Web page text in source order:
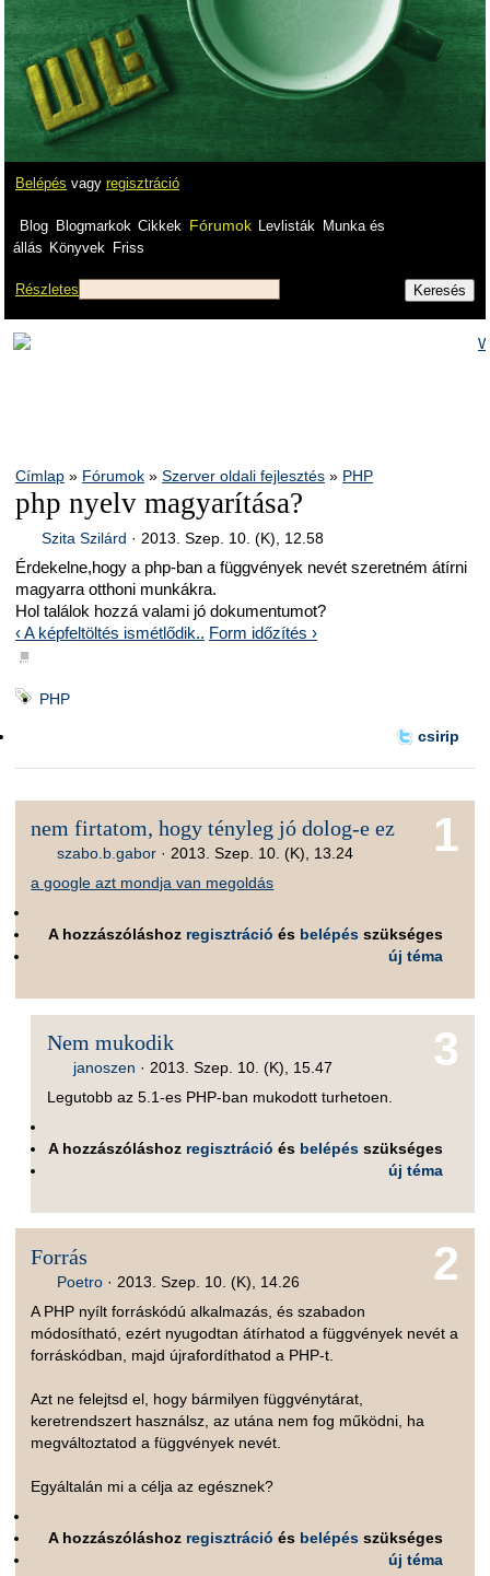
Belépés vagy regisztráció
Blog Blogmarkok Cikkek Fórumok Levlisták
Munka és
állás Könyvek Friss
Részletes
Címlap » Fórumok » Szerver oldali fejlesztés » PHP
php nyelv magyarítása?
Szita Szilárd · 2013. Szep. 10. (K), 12.58
Érdekelne,hogy a php-ban a függvények nevét szeretném átírni
magyarra otthoni munkákra.
Hol találok hozzá valami jó dokumentumot?
‹ A képfeltöltés ismétlődik.. Form időzítés ›
■
PHP
csirip
1
nem firtatom, hogy tényleg jó dolog-e ez
szabo.b.gabor · 2013. Szep. 10. (K), 13.24
a google azt mondja van megoldás
A hozzászóláshoz regisztráció és belépés szükséges
új téma
3
Nem mukodik
janoszen · 2013. Szep. 10. (K), 15.47
Legutobb az 5.1-es PHP-ban mukodott turhetoen.
A hozzászóláshoz regisztráció és belépés szükséges
új téma
2
Forrás
Poetro · 2013. Szep. 10. (K), 14.26
A PHP nyílt forráskódú alkalmazás, és szabadon
módosítható, ezért nyugodtan átírhatod a függvények nevét a
forráskódban, majd újrafordíthatod a PHP-t.
Azt ne felejtsd el, hogy bármilyen függvénytárat,
keretrendszert használsz, az utána nem fog működni, ha
megváltoztatod a függvények nevét.
Egyáltalán mi a célja az egésznek?
A hozzászóláshoz regisztráció és belépés szükséges
új téma